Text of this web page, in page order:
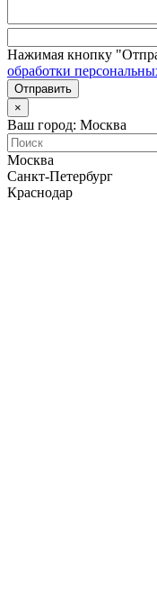
Нажимая кнопку
обработки
Отправить
×
Ваш город: Москва
Москва
Санкт-Петербург
Краснодар